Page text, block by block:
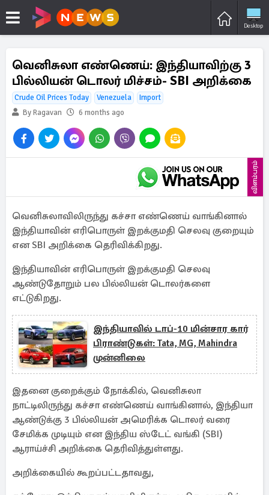
Desktop
வெனிசுலா எண்ணெய்: இந்தியாவிற்கு 3
பில்லியன் டொலர் மிச்சம்- SBI அறிக்கை
Crude Oil Prices Today Venezuela
Import
By Ragavan
6 months ago
விளம்பரம்
வெனிசுலாவிலிருந்து கச்சா எண்ணெய் வாங்கினால்
இந்தியாவின் எரிபொருள் இறக்குமதி செலவு குறையும்
என SBI அறிக்கை தெரிவிக்கிறது.
இந்தியாவின் எரிபொருள் இறக்குமதி செலவு
ஆண்டுதோறும் பல பில்லியன் டொலர்களை
எட்டுகிறது.
இந்தியாவில் டாப்-10 மின்சார கார்
பிராண்டுகள்: Tata, MG, Mahindra
முன்னிலை
இதனை குறைக்கும் நோக்கில், வெனிசுலா
நாட்டிலிருந்து கச்சா எண்ணெய் வாங்கினால், இந்தியா
ஆண்டுக்கு 3 பில்லியன் அமெரிக்க டொலர் வரை
சேமிக்க முடியும் என இந்திய ஸ்டேட் வங்கி (SBI)
ஆராய்ச்சி அறிக்கை தெரிவித்துள்ளது.
அறிக்கையில் கூறப்பட்டதாவது,